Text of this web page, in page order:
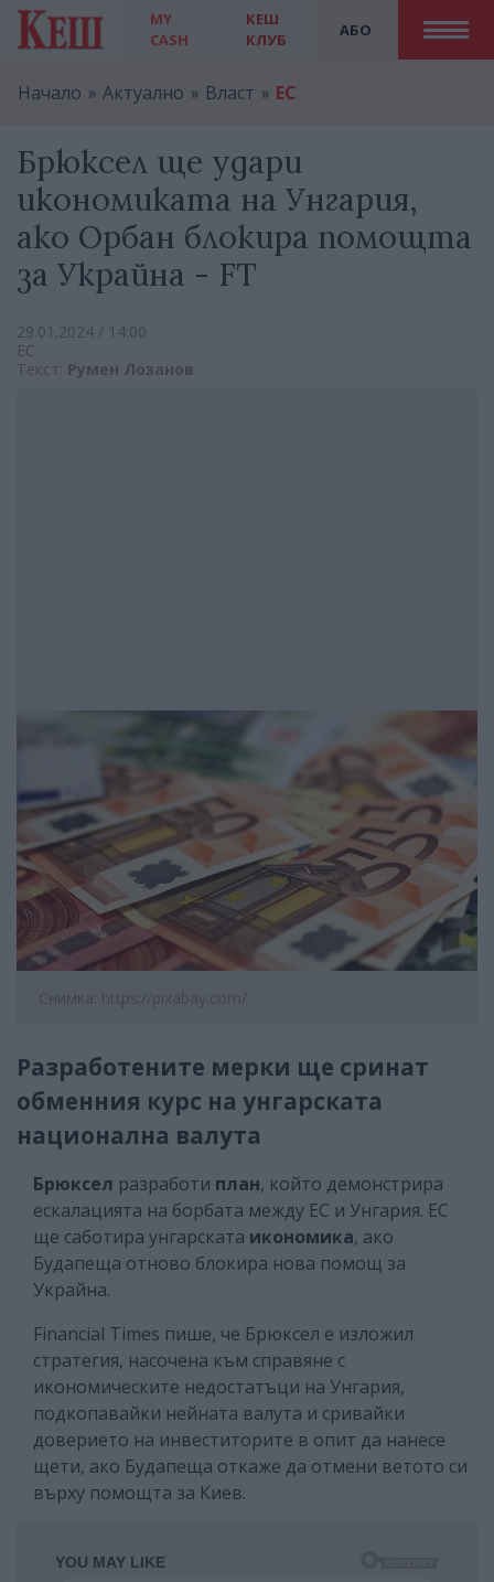
MY
CASH
АБО
КЕШ
КЛУБ
Начало Актуално Власт ЕС
Брюксел ще удари
икономиката на Унгария,
ако Орбан блокира помощта
за Украйна - FT
29.01.2024 / 14:00
ЕС
Текст: Румен Лозанов
Снимка: https://pixabay.com/
Разработените мерки ще сринат
обменния курс на унгарската
национална валута
Брюксел разработи план, който демонстрира
ескалацията на борбата между ЕС и Унгария. ЕС
ще саботира унгарската икономика, ако
Будапеща отново блокира нова помощ за
Украйна.
Financial Times пише, че Брюксел е изложил
стратегия, насочена към справяне с
икономическите недостатъци на Унгария,
подкопавайки нейната валута и сривайки
доверието на инвеститорите в опит да нанесе
щети, ако Будапеща откаже да отмени ветото си
върху помощта за Киев.